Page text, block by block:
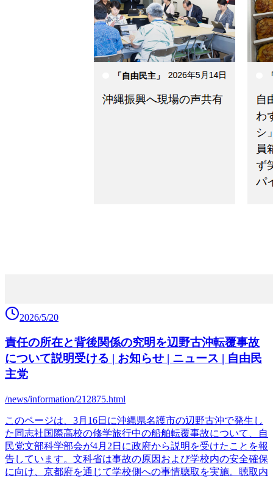
2026/5/20
責任の所在と背後関係の究明を辺野古沖転覆事故
について説明受ける | お知らせ | ニュース | 自由民
主党
/news/information/212875.html
このページは、3月16日に沖縄県名護市の辺野古沖で発生し
た同志社国際高校の修学旅行中の船舶転覆事故について、自
民党文部科学部会が4月2日に政府から説明を受けたことを報
告しています。文科省は事故の原因および学校内の安全確保
に向け、京都府を通じて学校側への事情聴取を実施。聴取内